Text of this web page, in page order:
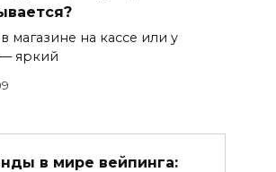
магазине на кассе или у
яркий
в мире вейпинга: